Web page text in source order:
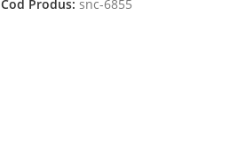
Cod Produs:snc-6855